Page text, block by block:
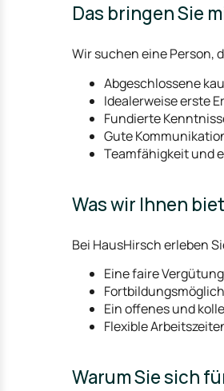
Das bringen Sie
Wir suchen eine Person,
Abgeschlossene
Idealerweise erste
Fundierte
Gute
Teamfähigkeit und
Was wir Ihnen
Bei HausHirsch erleben
Eine faire
Ein offenes und
Flexible
Warum Sie sich